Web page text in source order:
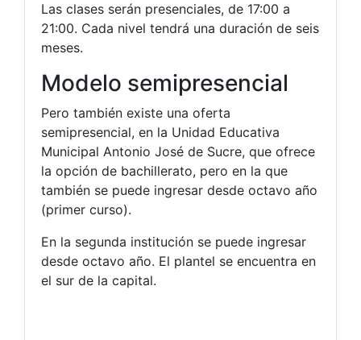
Las clases serán presenciales, de 17:00 a
21:00. Cada nivel tendrá una duración de seis
meses.
Modelo semipresencial
Pero también existe una oferta
semipresencial, en la Unidad Educativa
Municipal Antonio José de Sucre, que ofrece
la opción de bachillerato, pero en la que
también se puede ingresar desde octavo año
(primer curso).
En la segunda institución se puede ingresar
desde octavo año. El plantel se encuentra en
el sur de la capital.